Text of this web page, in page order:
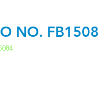
NO. FB1508